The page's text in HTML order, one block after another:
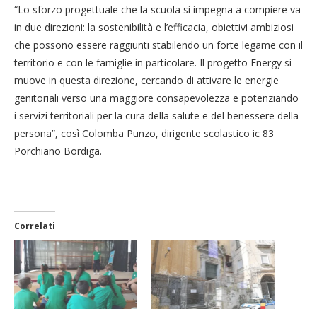
“Lo sforzo progettuale che la scuola si impegna a compiere va
in due direzioni: la sostenibilità e l’efficacia, obiettivi ambiziosi
che possono essere raggiunti stabilendo un forte legame con il
territorio e con le famiglie in particolare. Il progetto Energy si
muove in questa direzione, cercando di attivare le energie
genitoriali verso una maggiore consapevolezza e potenziando
i servizi territoriali per la cura della salute e del benessere della
persona”, così Colomba Punzo, dirigente scolastico ic 83
Porchiano Bordiga.
Correlati